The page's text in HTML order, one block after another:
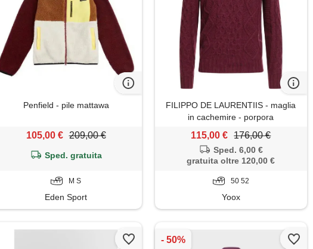
Penfield - pile mattawa
105,00 € 209,00 €
Sped. gratuita
M S
Eden Sport
FILIPPO DE LAURENTIIS - maglia
in cachemire - porpora
115,00 € 176,00 €
Sped. 6,00 €
gratuita oltre 120,00 €
50 52
Yoox